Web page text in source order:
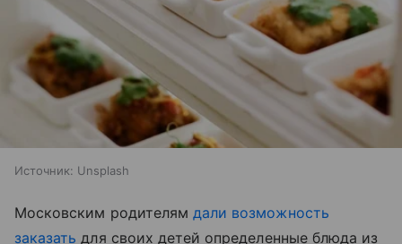
Источник: Unsplash
Московским родителямдали возможность
заказать для своих детей определенные блюда из